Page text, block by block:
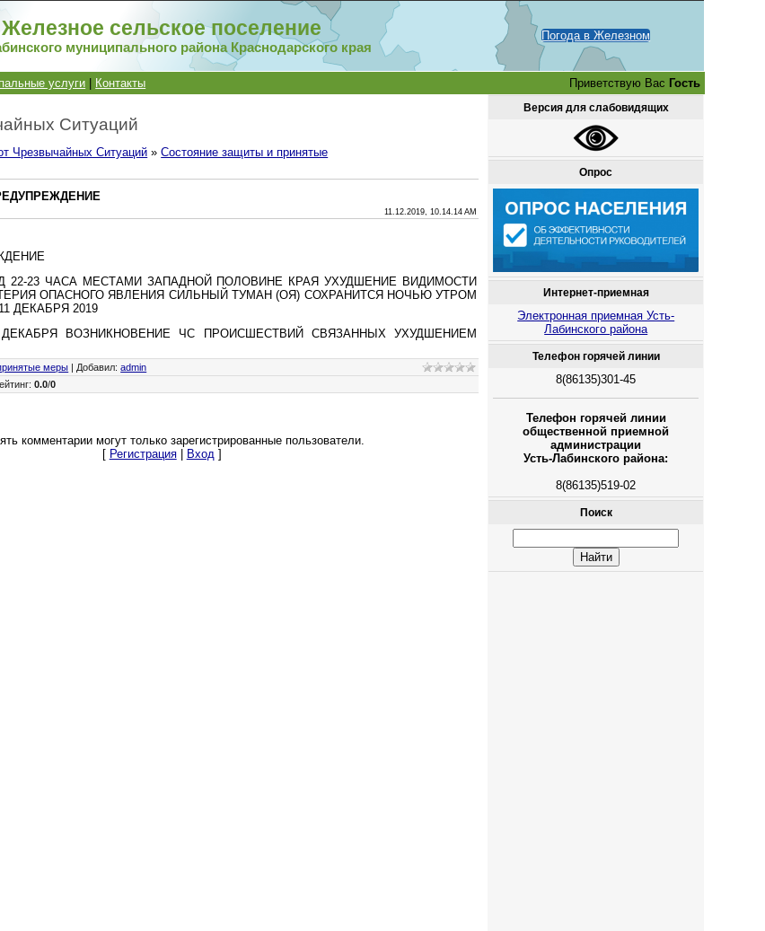
Железное сельское поселение
муниципального района Краснодарского края
Погода в Железном
услуги Контакты Приветствую Вас Гость
Ситуаций
Чрезвычайных Ситуаций »Состояние защиты и принятые
11.12.2019, 10.14.14 AM
22-23 ЧАСА МЕСТАМИ ЗАПАДНОЙ ПОЛОВИНЕ КРАЯ УХУДШЕНИЕ ВИДИМОСТИ
ОПАСНОГО ЯВЛЕНИЯ СИЛЬНЫЙ ТУМАН (ОЯ) СОХРАНИТСЯ НОЧЬЮ УТРОМ
ДЕКАБРЯ 2019
ДЕКАБРЯ ВОЗНИКНОВЕНИЕ ЧС ПРОИСШЕСТВИЙ СВЯЗАННЫХ УХУДШЕНИЕМ
меры Добавил:admin
:0.0/0
комментарии могут только зарегистрированные пользователи.
[ Регистрация| Вход]
Версия для слабовидящих
Опрос
Интернет-приемная
Электронная приемная Усть-
Лабинского района
Телефон горячей линии
8(86135)301-45
Телефон горячей линии
общественной приемной
администрации
Усть-Лабинского района:
8(86135)519-02
Поиск